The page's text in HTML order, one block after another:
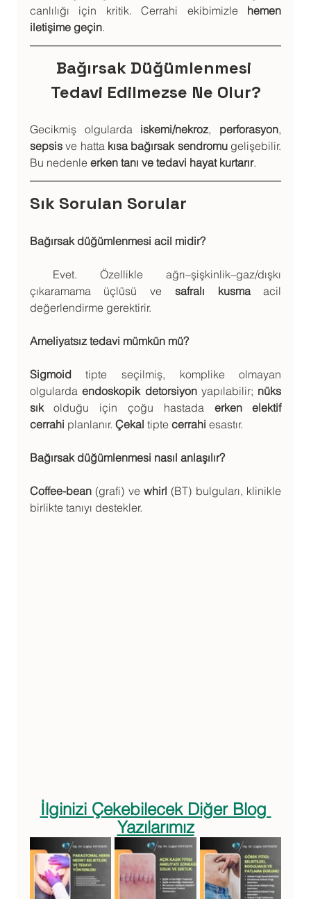
canlılığı için kritik. Cerrahi ekibimizle hemen
iletişime geçin.
Bağırsak Düğümlenmesi
Tedavi Edilmezse Ne Olur?
Gecikmiş olgularda iskemi/nekroz, perforasyon
sepsis ve hatta kısa bağırsak sendromu gelişebilir.
Bu nedenle erken tanı ve tedavi hayat kurtarır.
Sık Sorulan Sorular
Bağırsak düğümlenmesi acil midir?
çıkaramama üçlüsü ve safralı kusma acil
değerlendirme gerektirir.
Ameliyatsız tedavi mümkün mü?
Sigmoid tipte seçilmiş, komplike olmayan
olgularda endoskopik detorsiyon yapılabilir; nüks
sık olduğu için çoğu hastada erken elektif
cerrahi planlanır. Çekal tipte cerrahi esastır.
Bağırsak düğümlenmesi nasıl anlaşılır?
Coffee-bean (grafi) ve whirl (BT) bulguları, klinikle
birlikte tanıyı destekler.
İlginizi Çekebilecek Diğer Blog
Yazılarımız